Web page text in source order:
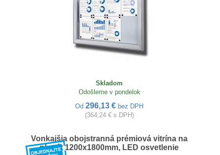
Skladom
Odošleme v pondelok
Od 296,13 € bez DPH
(364,24 € s DPH)
Vonkajšia obojstranná prémiová vitrína na
plagát 1200x1800mm, LED osvetlenie